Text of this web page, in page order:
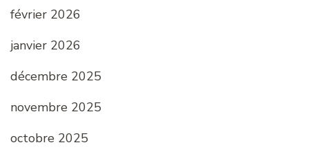
février 2026
janvier 2026
décembre 2025
novembre 2025
octobre 2025